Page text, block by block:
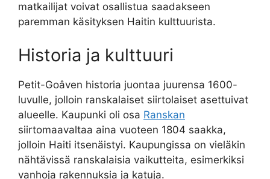
matkailijat voivat osallistua saadakseen
paremman käsityksen Haitin kulttuurista.
Historia ja kulttuuri
Petit-Goâven historia juontaa juurensa 1600-
luvulle, jolloin ranskalaiset siirtolaiset asettuivat
alueelle. Kaupunki oli osa Ranskan
siirtomaavaltaa aina vuoteen 1804 saakka,
jolloin Haiti itsenäistyi. Kaupungissa on vieläkin
nähtävissä ranskalaisia vaikutteita, esimerkiksi
vanhoja rakennuksia ja katuja.